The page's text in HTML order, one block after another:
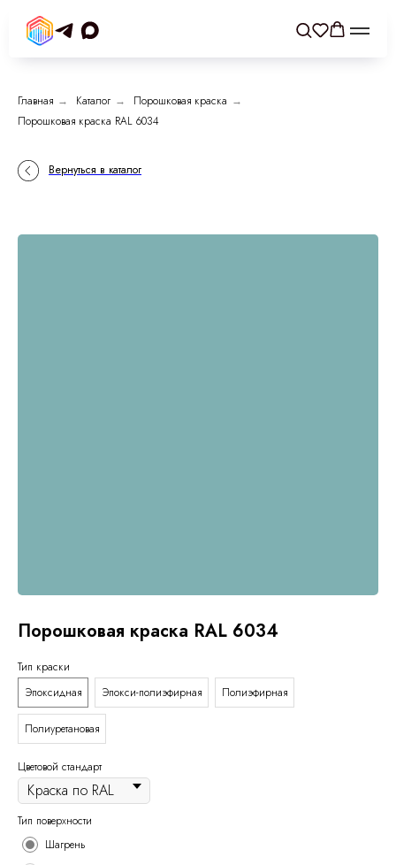
Главная → Каталог → Порошковая краска →
Порошковая краска RAL 6034
Вернуться в каталог
Порошковая краска RAL 6034
Тип краски
Эпоксидная
Эпокси-полиэфирная Полиэфирная
Полиуретановая
Цветовой стандарт
Тип поверхности
Шагрень